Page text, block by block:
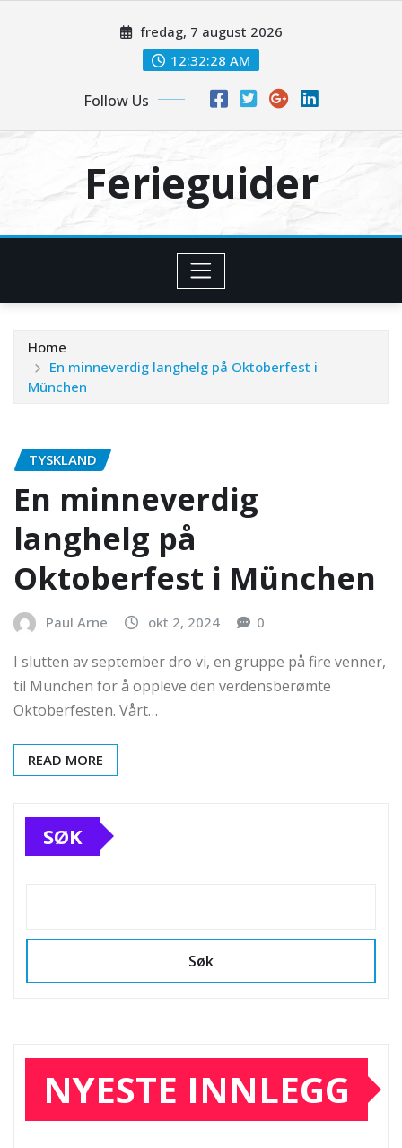
fredag, 7 august 2026
12:32:29 AM
Follow Us
Ferieguider
Home
En minneverdig langhelg på Oktoberfest i
München
TYSKLAND
En minneverdig
langhelg på
Oktoberfest i München
Paul Arne okt 2, 2024 0
I slutten av september dro vi, en gruppe på fire venner,
til München for å oppleve den verdensberømte
Oktoberfesten. Vårt…
READ MORE
SØK
Søk
NYESTE INNLEGG